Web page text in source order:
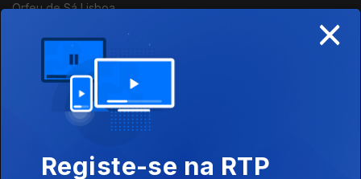
Orfeu de Sá Lisboa
Direto Moçambique
17 jul. 2026
Órfeu de Sá Lisboa
Direto Moçambique
×
Registe-se na RTP